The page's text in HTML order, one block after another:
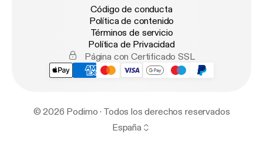
Código de conducta
Política de contenido
Términos de servicio
Política de Privacidad
Página con Certificado SSL
© 2026 Podimo · Todos los derechos reservados
España